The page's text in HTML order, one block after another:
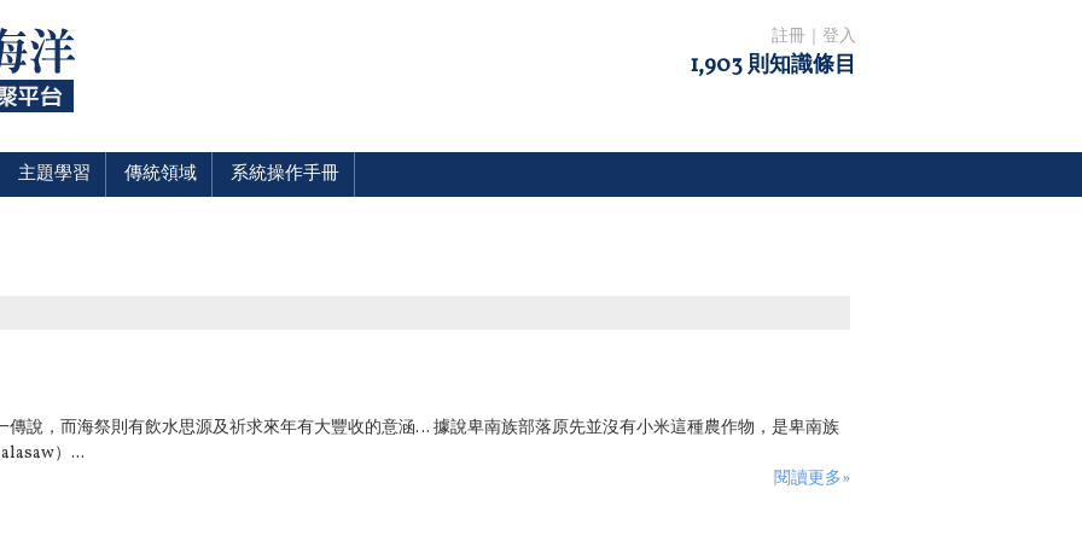
註冊 登入
1,903 則知識條目
主題學習 傳統領域 系統操作手冊
傳說，而海祭則有飲水思源及祈求來年有大豐收的意涵… 據說卑南族部落原先並沒有小米這種農作物，是卑南族
）...
閱讀更多»